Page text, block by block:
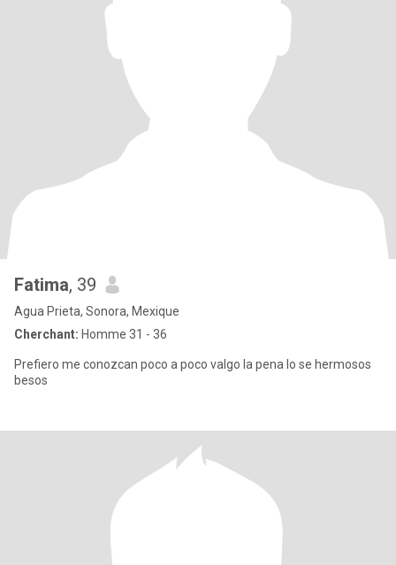
Fatima, 39
Agua Prieta, Sonora, Mexique
Cherchant: Homme 31 - 36
Prefiero me conozcan poco a poco valgo la pena lo se hermosos
besos